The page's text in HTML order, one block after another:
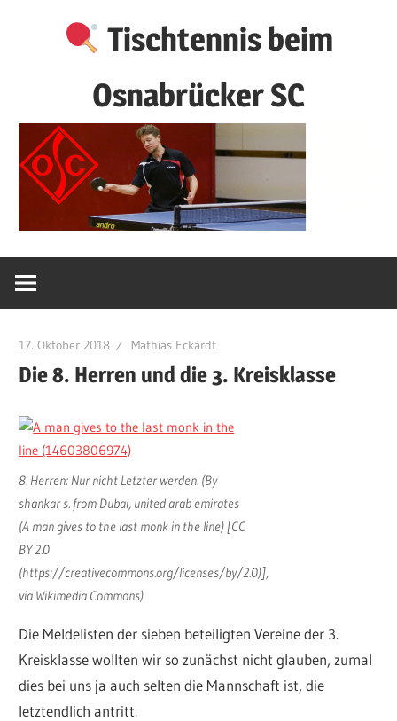
Tischtennis beim
Osnabrücker SC
17. Oktober 2018 Mathias Eckardt
Die 8. Herren und die 3. Kreisklasse
8. Herren: Nur nicht Letzter werden. (By
shankar s. from Dubai, united arab emirates
(A man gives to the last monk in the line) [CC
BY 2.0
(https://creativecommons.org/licenses/by/2.0)],
via Wikimedia Commons)
Die Meldelisten der sieben beteiligten Vereine der 3.
Kreisklasse wollten wir so zunächst nicht glauben, zumal
dies bei uns ja auch selten die Mannschaft ist, die
letztendlich antritt.